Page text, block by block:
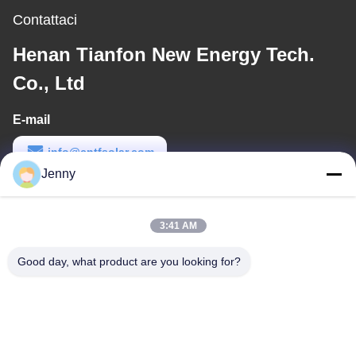
Contattaci
Henan Tianfon New Energy Tech.
Co., Ltd
E-mail
info@cntfsolar.com
Orario di lavoro
Jenny
3:41 AM
Good day, what product are you looking for?